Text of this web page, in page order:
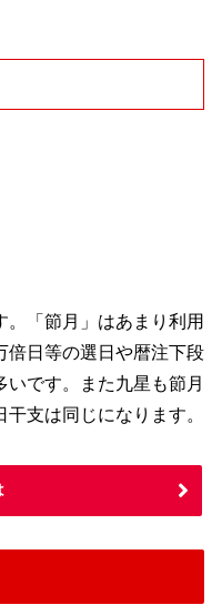
「節月」はあまり利用
倍日等の選日や暦注下段
です。また九星も節月
支は同じになります。